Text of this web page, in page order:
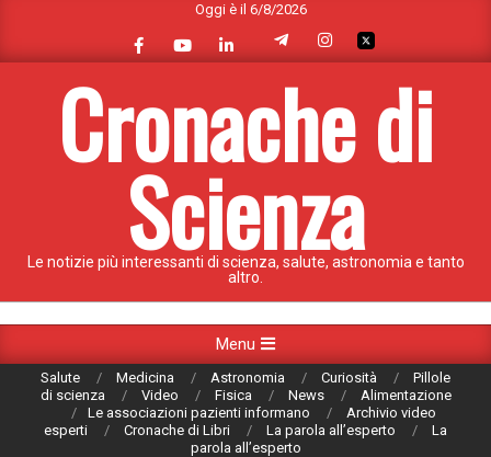
content
Oggi è il 6/8/2026
Cronache di
Scienza
Le notizie più interessanti di scienza, salute, astronomia e tanto
altro.
Navigation
Menu
Salute Medicina Astronomia Curiosità
Pillole
di scienza
Video Fisica News
Alimentazione
Le associazioni pazienti informano
Archivio video
esperti
Cronache di Libri La parola all’esperto
La
parola all’esperto